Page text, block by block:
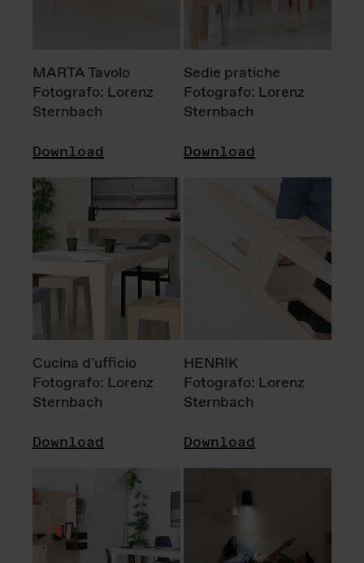
MARTA Tavolo
Fotografo: Lorenz
Sternbach
Download
Sedie pratiche
Fotografo: Lorenz
Sternbach
Download
Cucina d'ufficio
Fotografo: Lorenz
Sternbach
Download
HENRIK
Fotografo: Lorenz
Sternbach
Download